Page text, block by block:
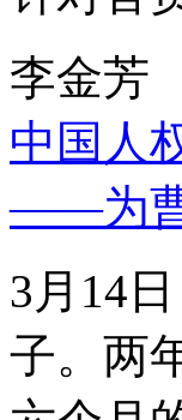
李金芳
中国人
——为曹
3月14
子。两